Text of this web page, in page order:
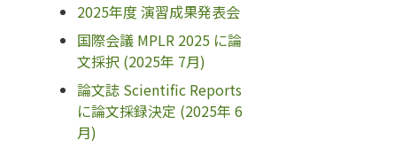
2025年度 演習成果発表会
国際会議 MPLR 2025 に論
文採択 (2025年 7月)
論文誌 Scientific Reports
に論文採録決定 (2025年 6
月)